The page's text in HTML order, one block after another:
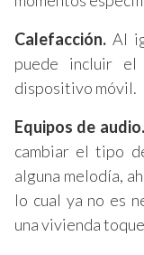
Calefacción. Al
puede incluir
dispositivo móvil.
Equipos de audio.
cambiar el tipo
alguna melodía,
lo cual ya no es
una vivienda